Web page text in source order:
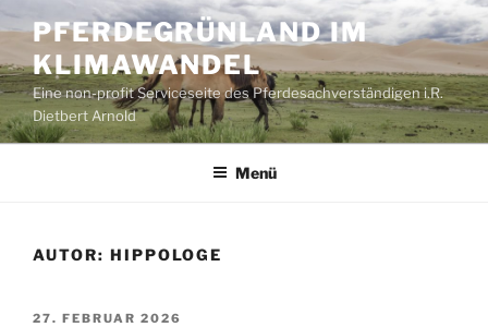
Inhalt
springen
PFERDEGRÜNLAND IM
KLIMAWANDEL
Eine non-profit Serviceseite des Pferdesachverständigen i.R.
Dietbert Arnold
Menü
AUTOR: HIPPOLOGE
VERÖFFENTLICHT
27. FEBRUAR 2026